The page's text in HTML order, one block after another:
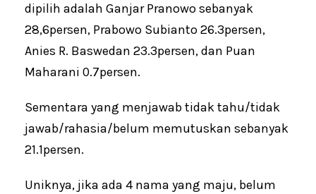
dipilih adalah Ganjar Pranowo sebanyak
28,6persen, Prabowo Subianto 26.3persen,
Anies R. Baswedan 23.3persen, dan Puan
Maharani 0.7persen.
Sementara yang menjawab tidak tahu/tidak
jawab/rahasia/belum memutuskan sebanyak
21.1persen.
Uniknya, jika ada 4 nama yang maju, belum